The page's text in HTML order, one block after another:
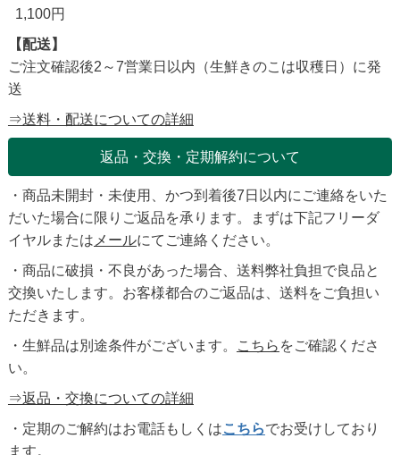
1,100円
【配送】
ご注文確認後2～7営業日以内（生鮮きのこは収穫日）に発
送
⇒送料・配送についての詳細
返品・交換・定期解約について
・商品未開封・未使用、かつ到着後7日以内にご連絡をいた
だいた場合に限りご返品を承ります。まずは下記フリーダ
イヤルまたは メールにてご連絡ください。
・商品に破損・不良があった場合、送料弊社負担で良品と
交換いたします。お客様都合のご返品は、送料をご負担い
ただきます。
・生鮮品は別途条件がございます。
こちら をご確認くださ
い。
⇒返品・交換についての詳細
・定期のご解約はお電話もしくはこちらでお受けしており
ます。